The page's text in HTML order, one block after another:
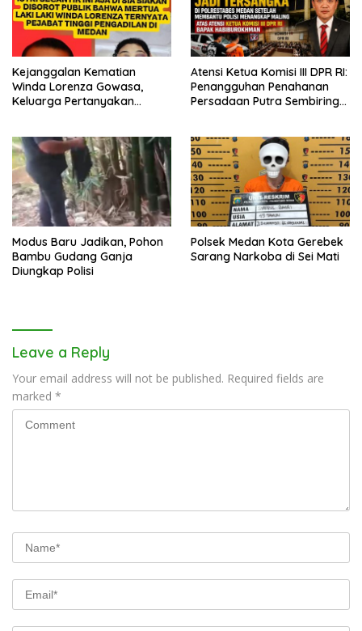
Kejanggalan Kematian
Winda Lorenza Gowasa,
Keluarga Pertanyakan
Atensi Ketua Komisi III DPR RI:
Penangguhan Penahanan
Persadaan Putra Sembiring
Modus Baru Jadikan, Pohon
Bambu Gudang Ganja
Diungkap Polisi
Polsek Medan Kota Gerebek
Sarang Narkoba di Sei Mati
Leave a Reply
Your email address will not be published. Required fields are
marked *